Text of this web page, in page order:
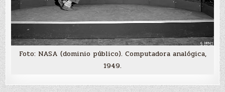
Foto: NASA (dominio público). Computadora analógica,
1949.